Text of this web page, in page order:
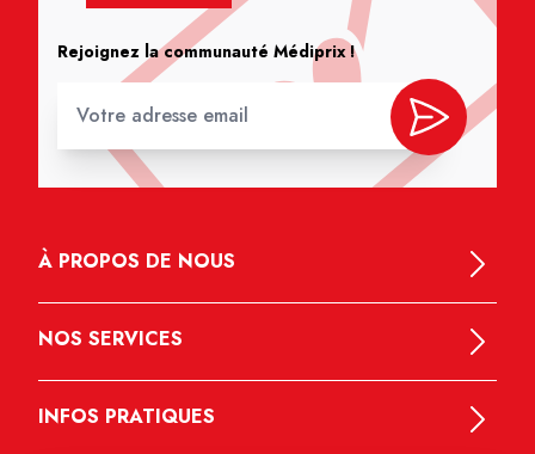
Rejoignez la communauté Médiprix !
À PROPOS DE NOUS
NOS SERVICES
INFOS PRATIQUES